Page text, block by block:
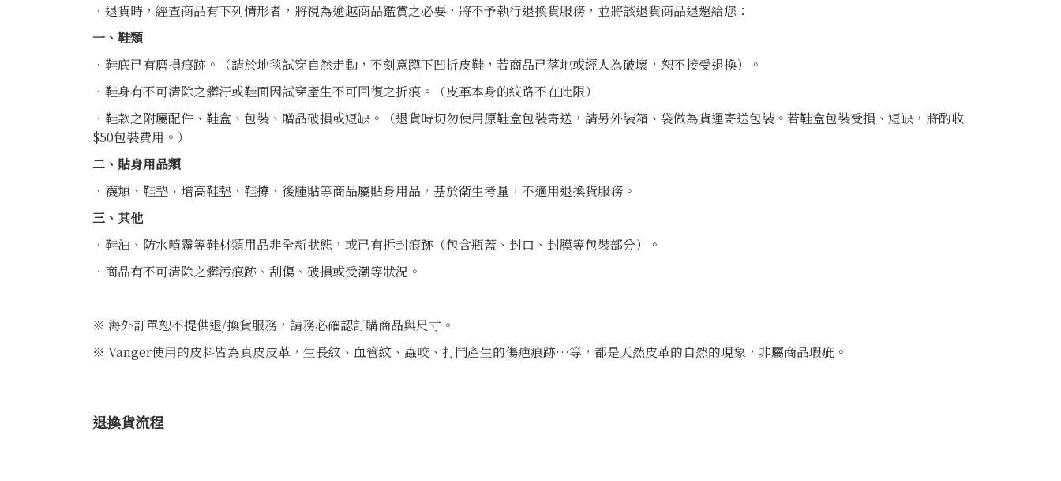
．退貨時，經查商品有下列情形者，將視為逾越商品鑑賞之必要，將不予執行退換貨服務，並將該退貨商品退還給您：
一、鞋類
．鞋底已有磨損痕跡。（請於地毯試穿自然走動，不刻意蹲下凹折皮鞋，若商品已落地或經人為破壞，恕不接受退換）。
．鞋身有不可清除之髒汙或鞋面因試穿產生不可回復之折痕。（皮革本身的紋路不在此限）
．鞋款之附屬配件、鞋盒、包裝、贈品破損或短缺。（退貨時切勿使用原鞋盒包裝寄送，請另外裝箱、袋做為貨運寄送包裝。若鞋盒包裝受損、短缺，將酌收
$50包裝費用。）
二、貼身用品類
．襪類、鞋墊、增高鞋墊、鞋撐、後腫貼等商品屬貼身用品，基於衛生考量，不適用退換貨服務。
三、其他
．鞋油、防水噴霧等鞋材類用品非全新狀態，或已有拆封痕跡（包含瓶蓋、封口、封膜等包裝部分）。
．商品有不可清除之髒污痕跡、刮傷、破損或受潮等狀況。
※ 海外訂單恕不提供退/換貨服務，請務必確認訂購商品與尺寸。
※ Vanger使用的皮料皆為真皮皮革，生長紋、血管紋、蟲咬、打鬥產生的傷疤痕跡…等，都是天然皮革的自然的現象，非屬商品瑕疵。
退換貨流程